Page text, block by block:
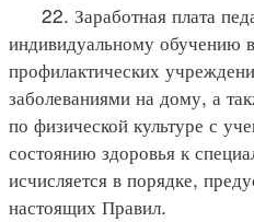
22. Заработная плата
индивидуальному обучению
профилактических
заболеваниями на дому, а
по физической культуре с
состоянию здоровья к
исчисляется в порядке,
настоящих Правил.